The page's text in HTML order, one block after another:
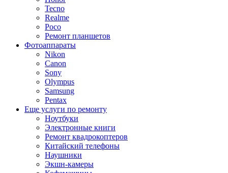
Tecno
Realme
Poco
Ремонт планшетов
Фотоаппараты
Nikon
Canon
Sony
Olympus
Samsung
Pentax
Еще услуги по ремонту
Ноутбуки
Электронные книги
Ремонт квадрокоптеров
Китайский телефоны
Наушники
Экшн-камеры